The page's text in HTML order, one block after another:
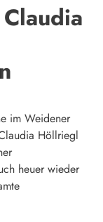
im Weidener
Höllriegl
heuer wieder